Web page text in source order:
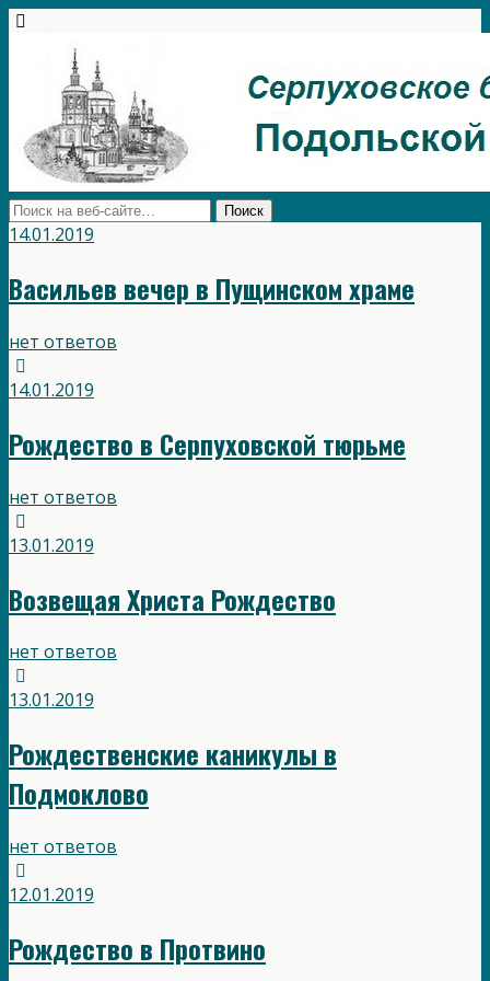
14.01.2019
Васильев вечер в Пущинском храме
нет ответов
14.01.2019
Рождество в Серпуховской тюрьме
нет ответов
13.01.2019
Возвещая Христа Рождество
нет ответов
13.01.2019
Рождественские каникулы в
Подмоклово
нет ответов
12.01.2019
Рождество в Протвино